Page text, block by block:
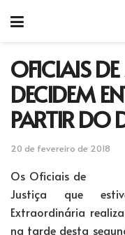
OFICIAIS
DECIDEM
PARTIR DO
20 de fevereiro de 2018
Os Oficiais de
Justiça que
Extraordinária
na tarde desta